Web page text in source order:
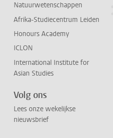
Natuurwetenschappen
Afrika-Studiecentrum Leiden
Honours Academy
ICLON
International Institute for
Asian Studies
Volg ons
Lees onze wekelijkse
nieuwsbrief